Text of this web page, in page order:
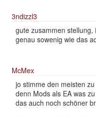
3ndizzl3
gute zusammen
genau sowenig wie das
McMex
jo stimme den meisten
denn Mods als EA was
das auch noch schöner